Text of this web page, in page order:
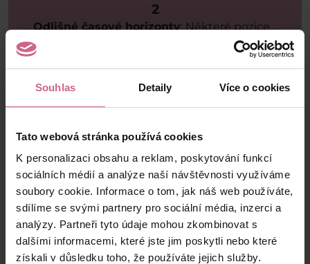
Souhlas Detaily Více o cookies
Tato webová stránka používá cookies
K personalizaci obsahu a reklam, poskytování funkcí
sociálních médií a analýze naší návštěvnosti využíváme
soubory cookie. Informace o tom, jak náš web používáte,
sdílíme se svými partnery pro sociální média, inzerci a
analýzy. Partneři tyto údaje mohou zkombinovat s
dalšími informacemi, které jste jim poskytli nebo které
získali v důsledku toho, že používáte jejich služby.
2
Odlišné časové horizonty: Některé pozice
můžete držet krátkodobě, jiné střednědobě
či dlouhodobě. Rozdílné časové rámce
výkyvů.
3
Rebalancování portfolia
: Pravidelně
kontrolujte, zda se složení portfolia výrazně
nezměnilo v důsledku pohybů cen, a
případně provádějte rebalancování, abyste
zachovali požadovanou úroveň